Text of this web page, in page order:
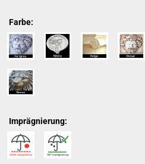
Farbe:
Imprägnierung: